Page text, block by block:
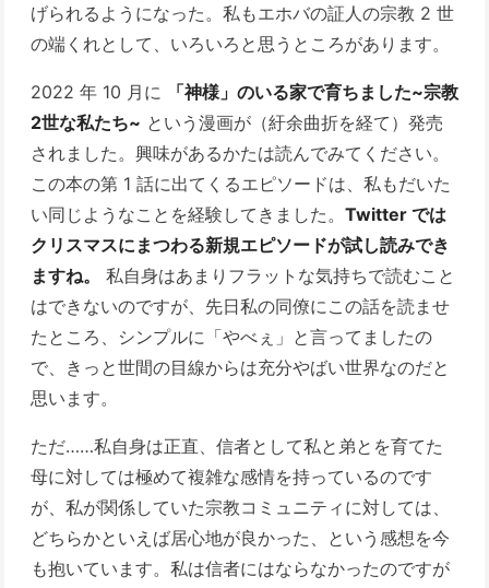
げられるようになった。私もエホバの証人の宗教 2 世
の端くれとして、いろいろと思うところがあります。
2022 年 10 月に
「神様」のいる家で育ちました~宗教
2世な私たち~ という漫画が（紆余曲折を経て）発売
されました。興味があるかたは読んでみてください。
この本の第 1 話に出てくるエピソードは、私もだいた
い同じようなことを経験してきました。 Twitter では
クリスマスにまつわる新規エピソードが試し読みでき
ますね。
私自身はあまりフラットな気持ちで読むこと
はできないのですが、先日私の同僚にこの話を読ませ
たところ、シンプルに「やべぇ」と言ってましたの
で、きっと世間の目線からは充分やばい世界なのだと
思います。
ただ……私自身は正直、信者として私と弟とを育てた
母に対しては極めて複雑な感情を持っているのです
が、私が関係していた宗教コミュニティに対しては、
どちらかといえば居心地が良かった、という感想を今
も抱いています。私は信者にはならなかったのですが